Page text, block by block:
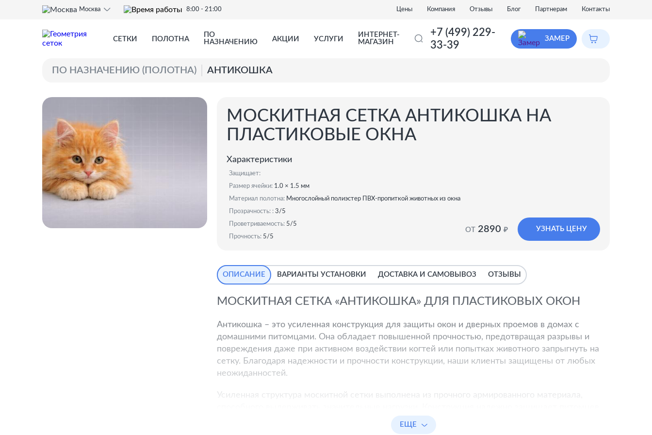
Москва 8:00 - 21:00 Цены Компания Отзывы Блог Партнерам Контакты
СЕТКИ ПОЛОТНА
ПО
НАЗНАЧЕНИЮ
АКЦИИ УСЛУГИ
ИНТЕРНЕТ-
МАГАЗИН
+7 (499) 229-
33-39
ЗАМЕР
ПО НАЗНАЧЕНИЮ (ПОЛОТНА) АНТИКОШКА
МОСКИТНАЯ СЕТКА АНТИКОШКА НА
ПЛАСТИКОВЫЕ ОКНА
Характеристики
Защищает:
Размер ячейки: 1.0 × 1.5 мм
Материал полотна: Многослойный полиэстер ПВХ-пропиткой животных из окна
Прозрачность: : 3/5
Проветриваемость: 5/5
Прочность: 5/5
ОТ 2890 ₽ УЗНАТЬ ЦЕНУ
ОПИСАНИЕ ВАРИАНТЫ УСТАНОВКИ ДОСТАВКА И САМОВЫВОЗ ОТЗЫВЫ
МОСКИТНАЯ СЕТКА «АНТИКОШКА» ДЛЯ ПЛАСТИКОВЫХ ОКОН
Антикошка – это усиленная конструкция для защиты окон и дверных проемов в домах с
домашними питомцами. Она обладает повышенной прочностью, предотвращая разрывы и
повреждения даже при активном воздействии когтей или попытках животного запрыгнуть на
сетку. Благодаря надежности и прочности конструкции, наши клиенты защищены от любых
неожиданностей.
Усиленная структура москитной сетки выполнена из прочного армированного материала,
от случайных падений из окон и балконов, при этом обеспечивая эффективную вентиляцию
помещения. Особенности сетки позволяют ей сохранять форму даже под весом животного.
ЕЩЕ